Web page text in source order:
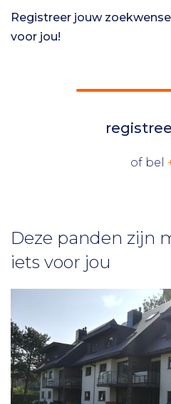
Registreer jouw
voor jou!
of bel
Deze panden zijn
iets voor jou